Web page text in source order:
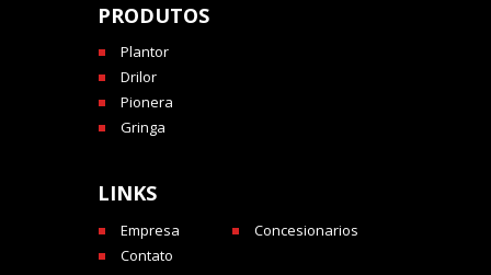
PRODUTOS
Plantor
Drilor
Pionera
Gringa
LINKS
Empresa
Concesionarios
Contato